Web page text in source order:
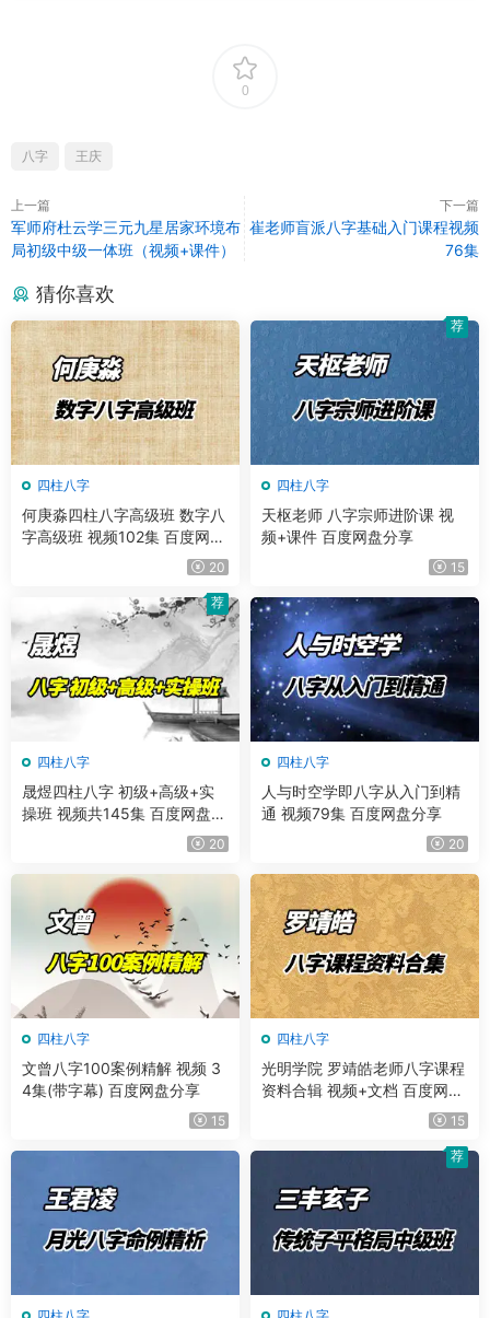
0
八字 王庆
上一篇
军师府杜云学三元九星居家环境布
局初级中级一体班（视频+课件）
下一篇
崔老师盲派八字基础入门课程视频
76集
猜你喜欢
四柱八字
何庚淼四柱八字高级班 数字八
字高级班 视频102集 百度网盘
20
四柱八字
天枢老师 八字宗师进阶课 视
频+课件 百度网盘分享
15
荐
四柱八字
晟煜四柱八字 初级+高级+实
操班 视频共145集 百度网盘分
20
荐
四柱八字
人与时空学即八字从入门到精
通 视频79集 百度网盘分享
20
四柱八字
文曾八字100案例精解 视频 3
4集(带字幕) 百度网盘分享
15
四柱八字
光明学院 罗靖皓老师八字课程
资料合辑 视频+文档 百度网盘
15
荐